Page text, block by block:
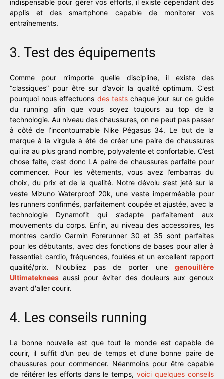
applis et des smartphone capable de monitorer vos
entraînements.
3. Test des équipements
Comme pour n’importe quelle discipline, il existe des
“classiques” pour être sur d’avoir la qualité optimum. C'est
pourquoi nous effectuons des testschaque jour sur ce guide
du running afin que vous soyez toujours au top de la
technologie. Au niveau des chaussures, on ne peut pas passer
à côté de l’incontournable Nike Pégasus 34. Le but de la
marque à la virgule à été de créer une paire de chaussures
qui ira au plus grand nombre, polyvalente et confortable. C’est
chose faite, c’est donc LA paire de chaussures parfaite pour
commencer. Pour les vêtements, vous avez l’embarras du
choix, du prix et de la qualité. Notre dévolu s’est jeté sur la
veste Mizuno Waterproof 20k, une veste imperméable pour
les runners confirmés, parfaitement coupée et ajustée, avec la
technologie Dynamofit qui s’adapte parfaitement aux
mouvements du corps. Enfin, au niveau des accessoires, les
montres cardio Garmin Forerunner 30 et 35 sont parfaites
pour les débutants, avec des fonctions de bases pour aller à
l’essentiel: cardio, fréquences, foulées et un excellent rapport
qualité/prix. N'oubliez pas de porter une genouillère
Ultimateknees aussi pour éviter des douleurs aux genoux
avant d'aller courir.
4. Les conseils running
La bonne nouvelle est que tout le monde est capable de
courir, il suffit d’un peu de temps et d’une bonne paire de
chaussures pour commencer. Néanmoins pour être capable
de réitérer les efforts dans le temps,voici quelques conseils